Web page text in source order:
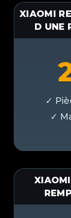
XIAOMI
D UNE